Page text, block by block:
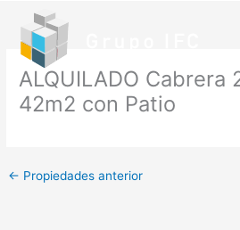
contenido
ALQUILADO Cabrera
42m2 con Patio
← Propiedades anterior